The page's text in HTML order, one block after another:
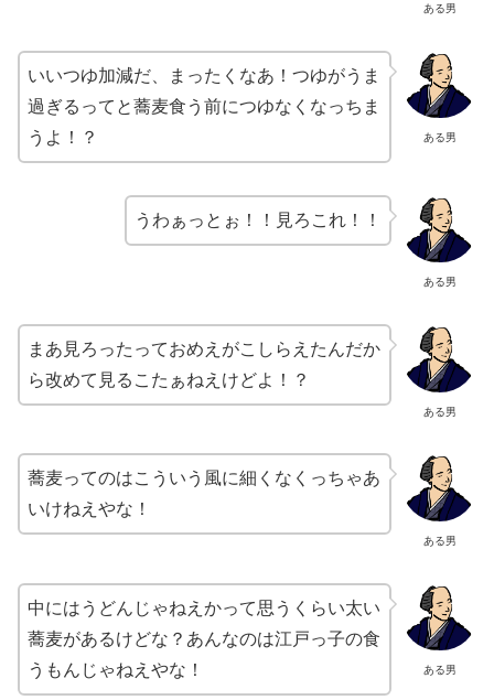
ある男
ある男
いいつゆ加減だ、まったくなあ！つゆがうま
過ぎるってと蕎麦食う前につゆなくなっちま
うよ！？
ある男
うわぁっとぉ！！見ろこれ！！
ある男
まあ見ろったっておめえがこしらえたんだか
ら改めて見るこたぁねえけどよ！？
ある男
蕎麦ってのはこういう風に細くなくっちゃあ
いけねえやな！
ある男
中にはうどんじゃねえかって思うくらい太い
蕎麦があるけどな？あんなのは江戸っ子の食
うもんじゃねえやな！